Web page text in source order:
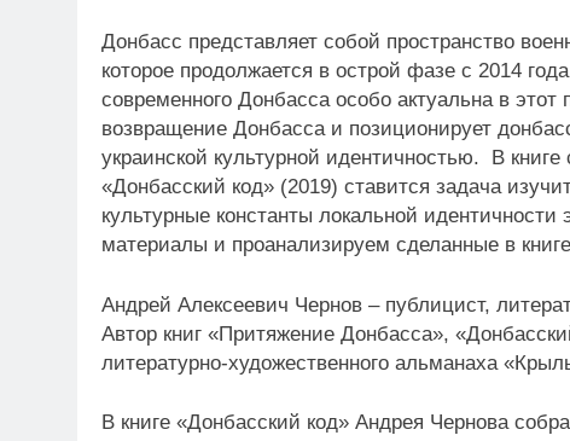
Донбасс представляет собой пространство
которое продолжается в острой фазе с 2014
современного Донбасса особо актуальна в
возвращение Донбасса и позиционирует
украинской культурной идентичностью. В
«Донбасский код» (2019) ставится задача
культурные константы локальной
материалы и проанализируем сделанные в
Андрей Алексеевич Чернов – публицист,
Автор книг «Притяжение Донбасса»,
литературно-художественного альманаха
В книге «Донбасский код» Андрея Чернова